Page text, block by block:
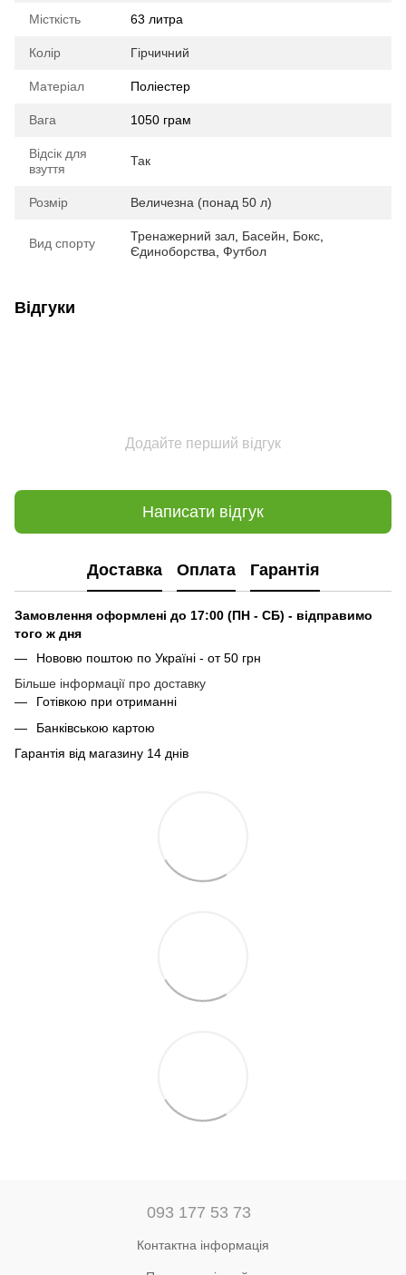
Місткість 63 литра
Колір Гірчичний
Матеріал Поліестер
Вага 1050 грам
Відсік для
взуття
Так
Розмір Величезна (понад 50 л)
Вид спорту Тренажерний зал Басейн Бокс
Єдиноборства Футбол
Відгуки
Додайте перший відгук
Написати відгук
Доставка Оплата Гарантія
Замовлення оформлені до 17:00 (ПН - СБ) - відправимо
того ж дня
Нововю поштою по Україні - от 50 грн
Більше інформації про доставку
Готівкою при отриманні
Банківською картою
Гарантія від магазину 14 днів
093 177 53 73
Контактна інформація